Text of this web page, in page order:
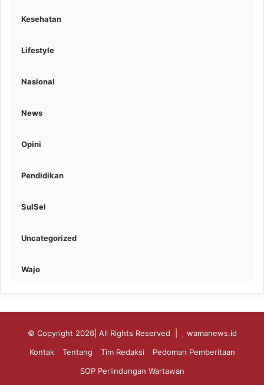
Kesehatan
Lifestyle
Nasional
News
Opini
Pendidikan
SulSel
Uncategorized
Wajo
© Copyright 2026| All Rights Reserved |
wamanews.id
Kontak
Tentang Tim Redaksi
Pedoman Pemberitaan
SOP Perlindungan Wartawan